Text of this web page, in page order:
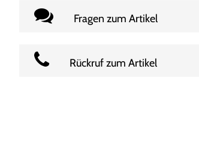
Fragen zum Artikel
Rückruf zum Artikel